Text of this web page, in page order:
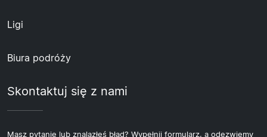
Ligi
Biura podróży
Skontaktuj się z nami
Masz pytanie lub znalazłeś błąd? Wypełnij formularz, a odezwiemy